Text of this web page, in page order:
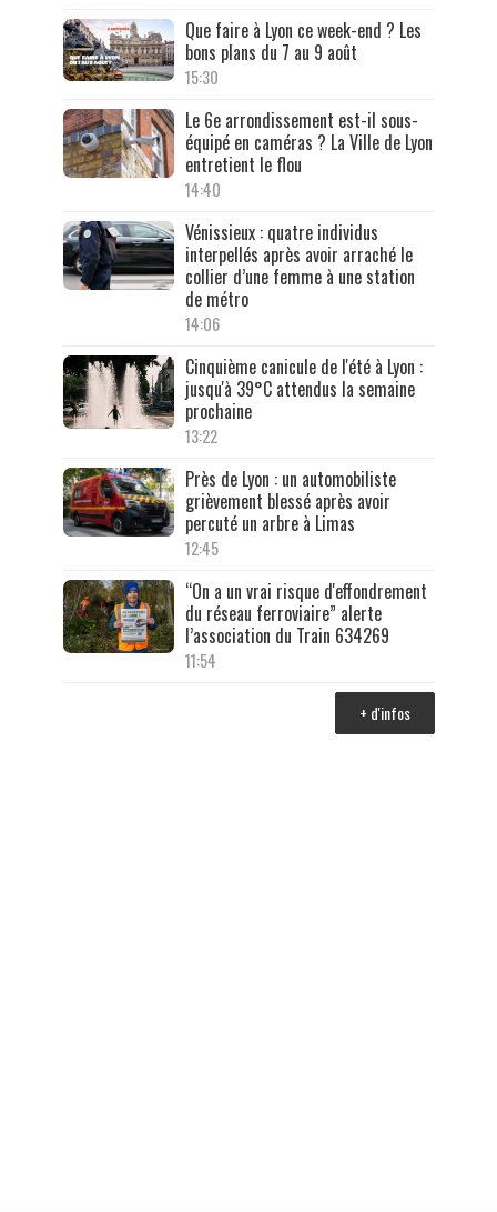
Que faire à Lyon ce week-end ? Les
bons plans du 7 au 9 août
15:30
Le 6e arrondissement est-il sous-
équipé en caméras ? La Ville de Lyon
entretient le flou
14:40
Vénissieux : quatre individus
interpellés après avoir arraché le
collier d’une femme à une station
de métro
14:06
Cinquième canicule de l'été à Lyon :
jusqu'à 39°C attendus la semaine
prochaine
13:22
Près de Lyon : un automobiliste
grièvement blessé après avoir
percuté un arbre à Limas
12:45
“On a un vrai risque d'effondrement
du réseau ferroviaire” alerte
l’association du Train 634269
11:54
+ d'infos